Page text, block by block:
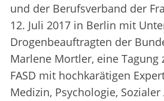
und der Berufsverband der
12. Juli 2017 in Berlin mit
Drogenbeauftragten der
Marlene Mortler, eine Tagung
FASD mit hochkarätigen
Medizin, Psychologie,